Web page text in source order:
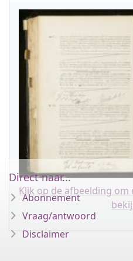
Klik op de afbeelding
Direct naar...
Abonnement
Vraag/antwoord
Disclaimer